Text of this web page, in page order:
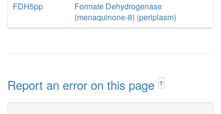
FDH5pp
Formate Dehydrogenase
(menaquinone-8) (periplasm)
Report an error on this page ?